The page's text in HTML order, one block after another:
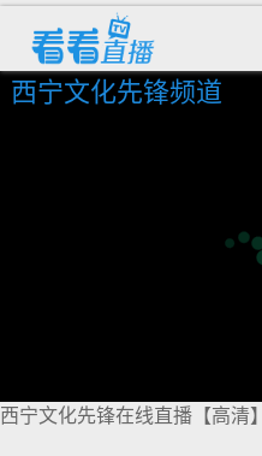
西宁文化先锋频道
西宁文化先锋在线直播【高清】